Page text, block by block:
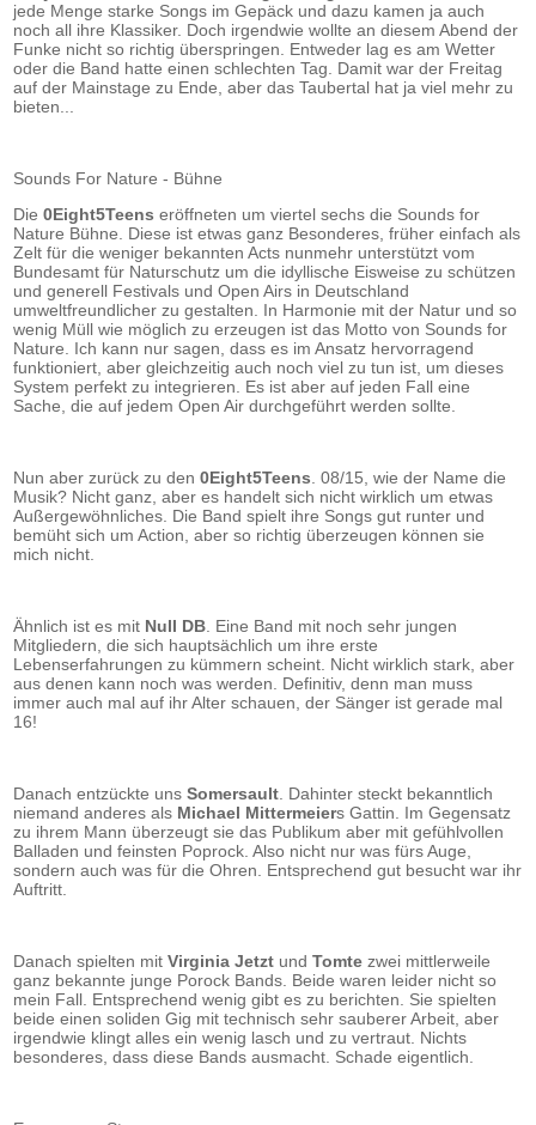
jede Menge starke Songs im Gepäck und dazu kamen ja auch
noch all ihre Klassiker. Doch irgendwie wollte an diesem Abend der
Funke nicht so richtig überspringen. Entweder lag es am Wetter
oder die Band hatte einen schlechten Tag. Damit war der Freitag
auf der Mainstage zu Ende, aber das Taubertal hat ja viel mehr zu
bieten...
Sounds For Nature - Bühne
Die0Eight5Teens eröffneten um viertel sechs die Sounds for
Nature Bühne. Diese ist etwas ganz Besonderes, früher einfach als
Zelt für die weniger bekannten Acts nunmehr unterstützt vom
Bundesamt für Naturschutz um die idyllische Eisweise zu schützen
und generell Festivals und Open Airs in Deutschland
umweltfreundlicher zu gestalten. In Harmonie mit der Natur und so
wenig Müll wie möglich zu erzeugen ist das Motto von Sounds for
Nature. Ich kann nur sagen, dass es im Ansatz hervorragend
funktioniert, aber gleichzeitig auch noch viel zu tun ist, um dieses
System perfekt zu integrieren. Es ist aber auf jeden Fall eine
Sache, die auf jedem Open Air durchgeführt werden sollte.
Nun aber zurück zu den0Eight5Teens. 08/15, wie der Name die
Musik? Nicht ganz, aber es handelt sich nicht wirklich um etwas
Außergewöhnliches. Die Band spielt ihre Songs gut runter und
bemüht sich um Action, aber so richtig überzeugen können sie
mich nicht.
Ähnlich ist es mit Null DB. Eine Band mit noch sehr jungen
Mitgliedern, die sich hauptsächlich um ihre erste
Lebenserfahrungen zu kümmern scheint. Nicht wirklich stark, aber
aus denen kann noch was werden. Definitiv, denn man muss
immer auch mal auf ihr Alter schauen, der Sänger ist gerade mal
16!
Danach entzückte unsSomersault. Dahinter steckt bekanntlich
niemand anderes als Michael Mittermeiers Gattin. Im Gegensatz
zu ihrem Mann überzeugt sie das Publikum aber mit gefühlvollen
Balladen und feinsten Poprock. Also nicht nur was fürs Auge,
sondern auch was für die Ohren. Entsprechend gut besucht war ihr
Auftritt.
Danach spielten mitVirginia Jetzt undTomte zwei mittlerweile
ganz bekannte junge Porock Bands. Beide waren leider nicht so
mein Fall. Entsprechend wenig gibt es zu berichten. Sie spielten
beide einen soliden Gig mit technisch sehr sauberer Arbeit, aber
irgendwie klingt alles ein wenig lasch und zu vertraut. Nichts
besonderes, dass diese Bands ausmacht. Schade eigentlich.